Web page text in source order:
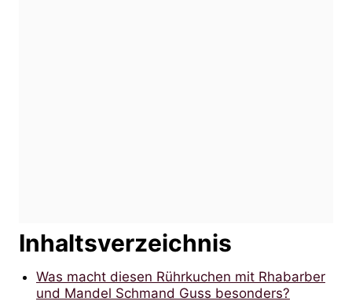
Inhaltsverzeichnis
Was macht diesen Rührkuchen mit Rhabarber
und Mandel Schmand Guss besonders?